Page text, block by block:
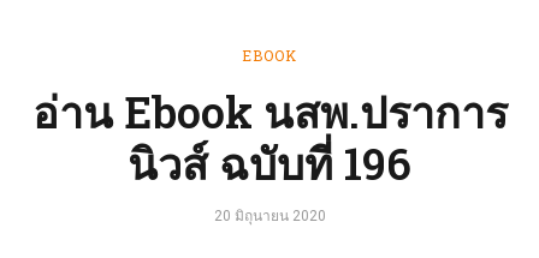
EBOOK
อ่าน Ebook นสพ.ปราการ
นิวส์ ฉบับที่ 196
20 มิถุนายน 2020